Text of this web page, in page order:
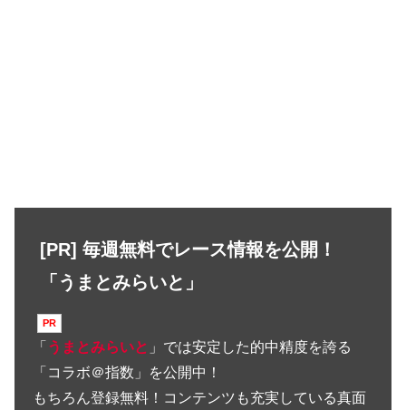
[PR] 毎週無料でレース情報を公開！
「うまとみらいと」
「 うまとみらいと 」では安定した的中精度を誇る
「コラボ＠指数」を公開中！
もちろん登録無料！コンテンツも充実している真面